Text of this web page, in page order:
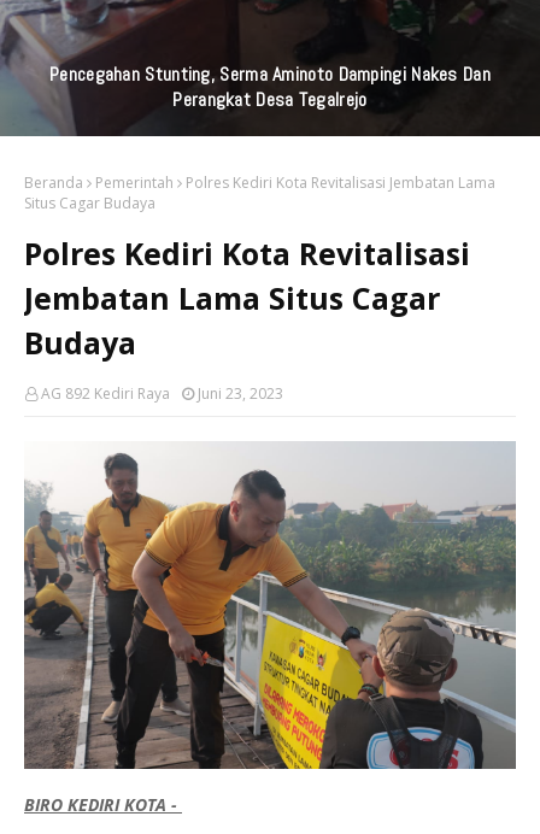
Pencegahan Stunting, Serma Aminoto Dampingi Nakes Dan
Perangkat Desa Tegalrejo
Beranda Pemerintah
Polres Kediri Kota Revitalisasi Jembatan Lama
Situs Cagar Budaya
Polres Kediri Kota Revitalisasi
Jembatan Lama Situs Cagar
Budaya
AG 892 Kediri Raya Juni 23, 2023
BIRO KEDIRI KOTA -